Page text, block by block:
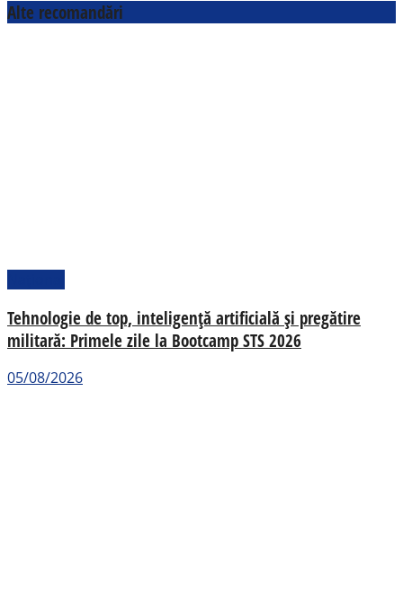
Alte recomandări
Tehnologie de top, inteligență artificială și pregătire
militară: Primele zile la Bootcamp STS 2026
05/08/2026